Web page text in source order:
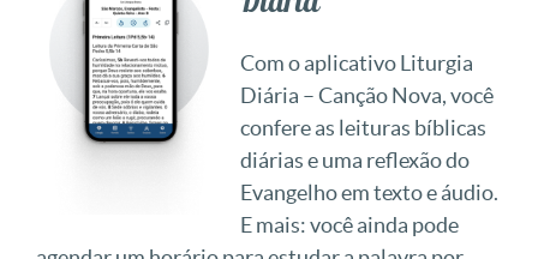
Com o aplicativo Liturgia
Diária – Canção Nova, você
confere as leituras bíblicas
diárias e uma reflexão do
Evangelho em texto e áudio.
E mais: você ainda pode